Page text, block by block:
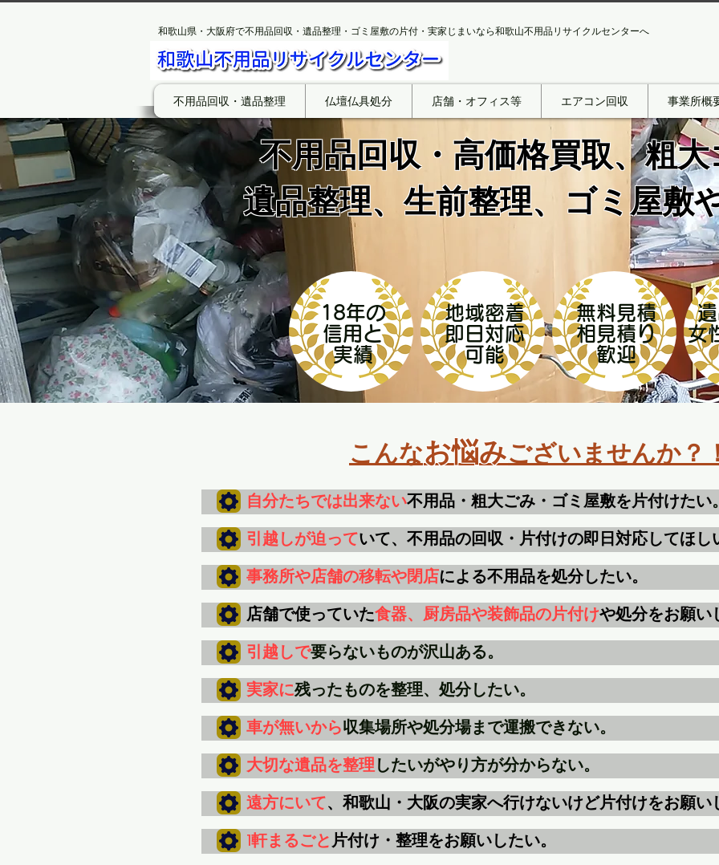
和歌山県・大阪府で不用品回収・遺品整理・ゴミ屋敷の片付・実家じまいなら和歌山不用品リサイクルセンターへ
不用品回収・遺品整理 仏壇仏具処分 店舗・オフィス等 エアコン回収 事業所概
不用品回収・高価格買取、粗
遺品整理、生前整理、ゴミ屋敷
18年の
​信用と
実績
地域密着
​即日対応
​可能
無料見積
相見積り
歓迎
女
こんなお悩みございませんか？！
自分たちでは出来ない不用品・粗大ごみ・ゴミ屋敷を片付けたい。
引越しが迫っていて、​不用品の回収・片付けの即日対応してほし
事務所や店舗の移転や閉店による不用品を処分したい。
店舗で使っていた食器、厨房品や装飾品の片付けや処分をお願い
引越しで要らないものが沢山ある。
実家に残ったものを整理、処分したい。
車が無いから収集場所や処分場まで運搬できない。
大切な遺品を整理したいがやり方が分からない。
遠方にいて、和歌山・大阪の実家へ行けないけど片付けをお願い
1軒まるごと片付け・整理をお願いしたい。